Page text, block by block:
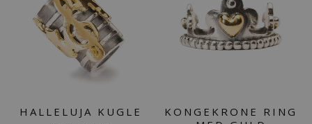
HALLELUJA KUGLE
KONGEKRONE RING